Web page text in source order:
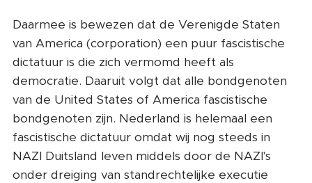
Daarmee is bewezen dat de Verenigde Staten
van America (corporation) een puur fascistische
dictatuur is die zich vermomd heeft als
democratie. Daaruit volgt dat alle bondgenoten
van de United States of America fascistische
bondgenoten zijn. Nederland is helemaal een
fascistische dictatuur omdat wij nog steeds in
NAZI Duitsland leven middels door de NAZI's
onder dreiging van standrechtelijke executie